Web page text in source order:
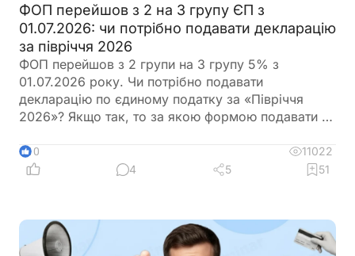
ФОП перейшов з 2 на 3 групу ЄП з
01.07.2026: чи потрібно подавати декларацію
за півріччя 2026
ФОП перейшов з 2 групи на 3 групу 5% з
01.07.2026 року. Чи потрібно подавати
декларацію по єдиному податку за «Півріччя
2026»? Якщо так, то за якою формою подавати та
10
11022
4
5 51